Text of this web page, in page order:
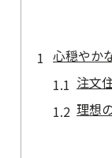
心穏やか
注文
理想
家